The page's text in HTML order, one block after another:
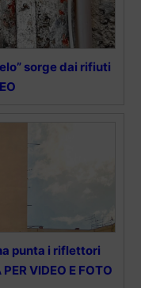
sorge dai rifiuti
punta i riflettori
VIDEO E FOTO